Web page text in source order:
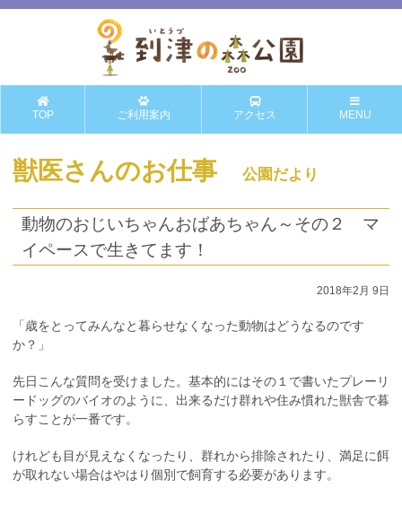
TOP ご利用案内 アクセス MENU
獣医さんのお仕事 公園だより
動物のおじいちゃんおばあちゃん～その２ マ
イペースで生きてます！
2018年2月 9日
「歳をとってみんなと暮らせなくなった動物はどうなるのです
か？」
先日こんな質問を受けました。基本的にはその１で書いたプレーリ
ードッグのバイオのように、出来るだけ群れや住み慣れた獣舎で暮
らすことが一番です。
けれども目が見えなくなったり、群れから排除されたり、満足に餌
が取れない場合はやはり個別で飼育する必要があります。